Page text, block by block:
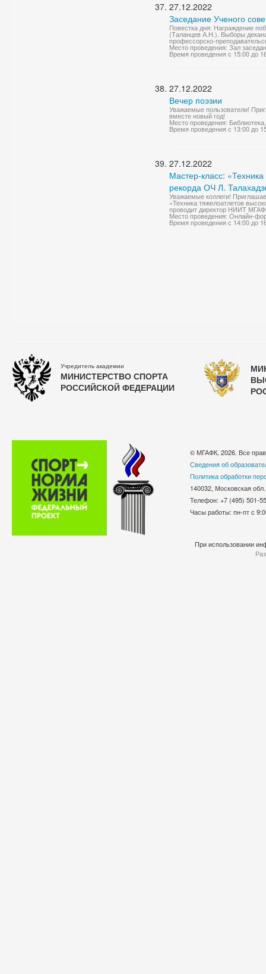
27.12.2022
Заседание Ученого
Повестка дня: Награждение
(Таланцев А.Н.). Выборы
профессорско-
Место проведения: Зал
Время проведения с 15:00 до
27.12.2022
Вечер поэзии
Уважаемые пользователи!
вместе новый год!
Место проведения:
Время проведения с 13:00 до
27.12.2022
Мастер-класс:
рекорда ОЧ Л.
Уважаемые коллеги!
«Техника тяжелоатлетов
проводит директор НИИТ
Место проведения: Онлайн-
Время проведения с 14:00 до
Учредитель академии
МИНИСТЕРСТВО СПОРТА
РОССИЙСКОЙ ФЕДЕРАЦИИ
© МГАФК, 2026. Все
Сведения об
Политика обработки
140032, Московская
Телефон: +7 (495)
Часы работы: пн-пт с
При использовании